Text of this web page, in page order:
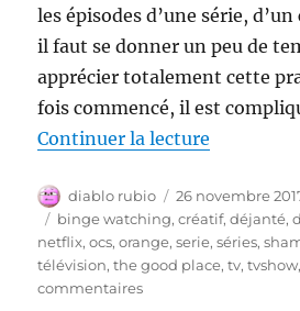
les épisodes d’une série, d’un
il faut se donner un peu de
apprécier totalement cette
fois commencé, il est
Continuer la lecture
Auteur
diablo rubio
Publié
le
26 novembre
Étiquettes
binge watching,créatif,déjanté,
netflix,ocs,orange,serie,séries,
télévision,the good place,tv,tvshow
commentairessur